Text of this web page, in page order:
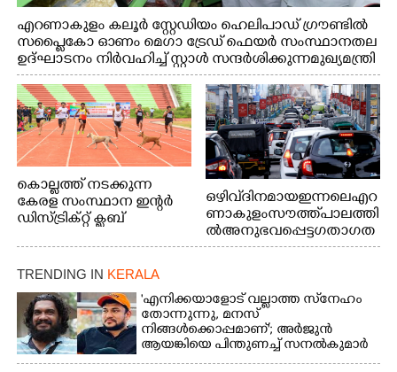
എറണാകുളം കലൂർ സ്റ്റേഡിയം ഹെലിപാഡ് ഗ്രൗണ്ടിൽ
സപ്ളൈകോ ഓണം മെഗാ ട്രേഡ് ഫെയർ സംസ്ഥാനതല
ഉദ്ഘാടനം നിർവഹിച്ച് സ്റ്റാൾ സന്ദർശിക്കുന്ന മുഖ്യമന്ത്രി
വി.ഡി. സതീശൻ. മന്ത്രി അനൂപ് ജേക്കബ് സമീപം
കൊല്ലത്ത് നടക്കുന്ന
കേരള സംസ്ഥാന ഇന്റർ
ഡിസ്ട്രിക്റ്റ് ക്ലബ്
20 ആൺകുട്ടികളുടെ 200
മത്സരത്തിനിടെ സിന്തറ്റിക്
ട്രാക്കിന് കുറുകെ ഓടുന്ന
നായകൾ.
ഒഴിവ് ദിനമായ ഇന്നലെ എറ
ണാകുളം സൗത്ത് പാലത്തി
ൽ അനുഭവപ്പെട്ട ഗതാഗത
ക്കുരുക്ക്
TRENDING IN KERALA
'എനിക്കയാളോട് വല്ലാത്ത സ്‌നേഹം
തോന്നുന്നു, മനസ്
നിങ്ങൾക്കൊപ്പമാണ്'; അർജുൻ
ആയങ്കിയെ പിന്തുണച്ച് സനൽകുമാർ